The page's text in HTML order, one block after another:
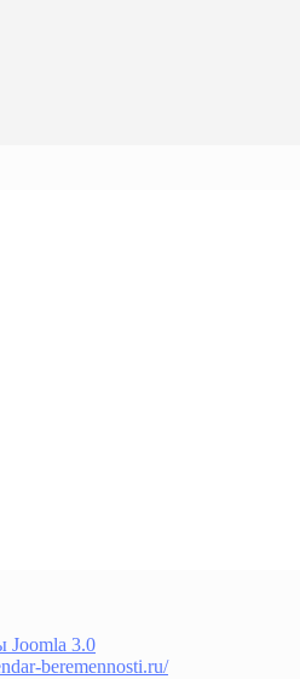
3.0
beremennosti.ru/